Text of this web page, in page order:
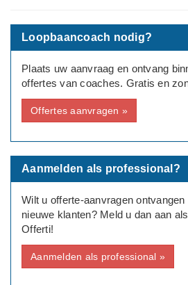
kan krijgen.
Leeftijd: 25-30
Opleidingsniveau: Grafisch Lyceum/
Huidige functie: -
Loopbaancoach nodig?
Plaats uw aanvraag en ontvang
offertes van coaches. Gratis en
Offertes aanvragen »
Aanmelden als professional?
Wilt u offerte-aanvragen
nieuwe klanten? Meld u dan aan
Offerti!
Aanmelden als professional »